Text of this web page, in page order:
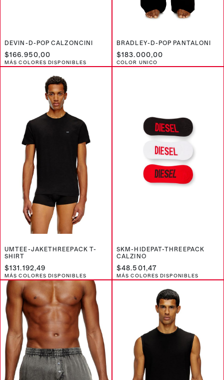
DEVIN-D-POP CALZONCINI
$166.950,00
MÁS COLORES DISPONIBLES
BRADLEY-D-POP PANTALONI
$183.000,00
COLOR UNICO
UMTEE-JAKETHREEPACK T-
SHIRT
$131.192,49
MÁS COLORES DISPONIBLES
SKM-HIDEPAT-THREEPACK
CALZINO
$48.501,47
MÁS COLORES DISPONIBLES